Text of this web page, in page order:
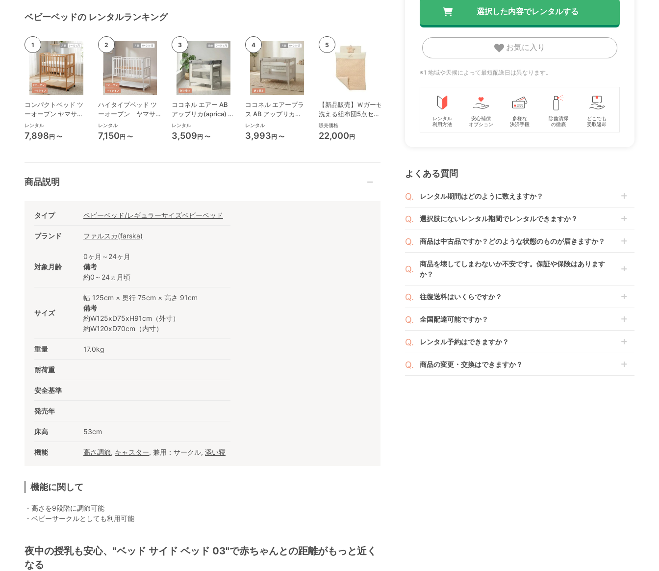
お気に入り
※1 地域や天候によって最短配送日は異なります。
レンタル
利用方法
安心補償
オプション
多様な
決済手段
除菌清掃
の徹底
どこでも
受取返却
よくある質問
レンタル期間はどのように数えますか？
ります。
者（佐川急便）に商品の引渡しとなります。
選択肢にないレンタル期間でレンタルできますか？
です。
くか、もしくは6ヶ月レンタルご注文の上で、早期にご返却くださ
い。
商品は中古品ですか？どのような状態のものが届きますか？
す。
新品商品はメーカーから仕入れた状態のものをお送りします。商品に
ます。
ざいます。その際、メーカーの都合によっては、表示されているお届
せていただく場合がございます。あらかじめご了承ください。
す。
商品を壊してしまわないか不安です。保証や保険はあります
か？
ご注文時に商品と一緒にカートへ入れ安心補償オプションをご購入く
２つのプランごとに補償内容は異なります。
往復送料はいくらですか？
ページから住所を入力すると送料が確認いただけます。
全国配達可能ですか？
※空港への配達はご対応できかねますのであらかじめご了承くださ
レンタル予約はできますか？
商品のご注文時にご希望のお日にちに配送日指定をしてください。レ
商品の変更・交換はできますか？
ベビーベッドの レンタルランキング
コンパクトベッド ツ
ーオープン ヤマサキ
(Yamasaki) ミニサイ
ズ/コンパクトベビー
ベッド
レンタル
7,898円 〜
ハイタイプベッド ツ
ーオープン ヤマサキ
(Yamasaki) レギュラ
ーサイズベビーベッド
レンタル
7,150円 〜
ココネル エアー AB
アップリカ(aprica) ミ
ニサイズ/コンパクト
ベビーベッド
レンタル
3,509円 〜
ココネル エアープラ
ス AB アップリカ
(aprica) ミニサイズ/
コンパクトベビーベッ
ド
レンタル
3,993円 〜
【新品販売】Ｗガーゼ
洗える組布団5点セッ
ト 70×120センチ マ
ットレス・布団 竹元
産興
販売価格
22,000円
リビングコット
ミニサイズ・コンパク
〈ミニサイズ〉西川
固綿敷き布団 マット
レンタル
〈レギュラーサイズ〉
ん エアシャワー レギ
レンタル
商品説明
タイプ ベビーベッド/レギュラーサイズベビーベッド
ブランド ファルスカ(farska)
対象月齢
0ヶ月～24ヶ月
備考
約0～24ヵ月頃
サイズ
幅 125cm × 奥行 75cm × 高さ 91cm
備考
約W125xD75xH91cm（外寸）
約W120xD70cm（内寸）
重量 17.0kg
耐荷重
安全基準
発売年
床高 53cm
機能 高さ調節, キャスター, 兼用：サークル, 添い寝
機能に関して
・高さを9段階に調節可能
・ベビーサークルとしても利用可能
夜中の授乳も安心、"ベッド サイド ベッド 03"で赤ちゃんとの距離がもっと近く
なる